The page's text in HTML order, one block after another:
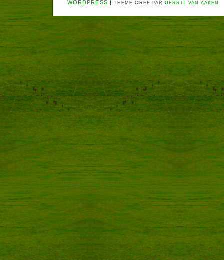
WORDPRESS | THEME CRÉÉ PARGERRIT VAN AAKEN